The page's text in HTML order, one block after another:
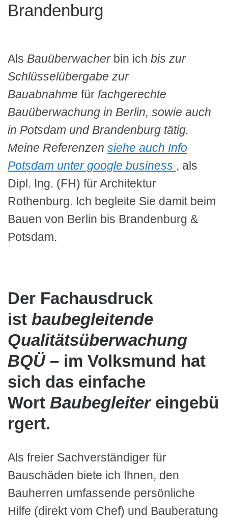
Brandenburg
Als Bauüberwacherbin ich bis zur
Schlüsselübergabe zur
Bauabnahme für fachgerechte
Bauüberwachung in Berlin, sowie auch
in Potsdam und Brandenburg tätig.
Meine Referenzen siehe auch Info
Potsdam unter google business , als
Dipl. Ing. (FH) für Architektur
Rothenburg. Ich begleite Sie damit beim
Bauen von Berlin bis Brandenburg &
Potsdam.
Der Fachausdruck
ist baubegleitende
Qualitätsüberwachung
BQÜ– im Volksmund hat
sich das einfache
Wort Baubegleitereingebü
rgert.
Als freier Sachverständiger für
Bauschäden biete ich Ihnen, den
Bauherren umfassende persönliche
Hilfe (direkt vom Chef) und Bauberatung